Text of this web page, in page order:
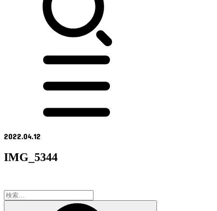
2022.04.12
IMG_5344
検
索: